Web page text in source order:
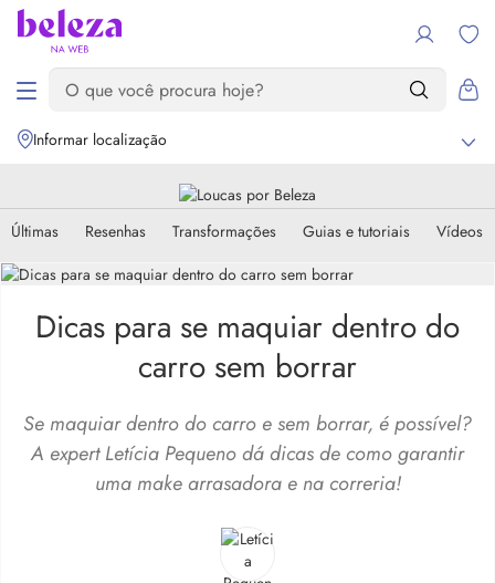
Informar localização
Últimas Resenhas Transformações Guias e tutoriais Vídeos
Dicas para se maquiar dentro do
carro sem borrar
Se maquiar dentro do carro e sem borrar, é possível?
A expert Letícia Pequeno dá dicas de como garantir
uma make arrasadora e na correria!